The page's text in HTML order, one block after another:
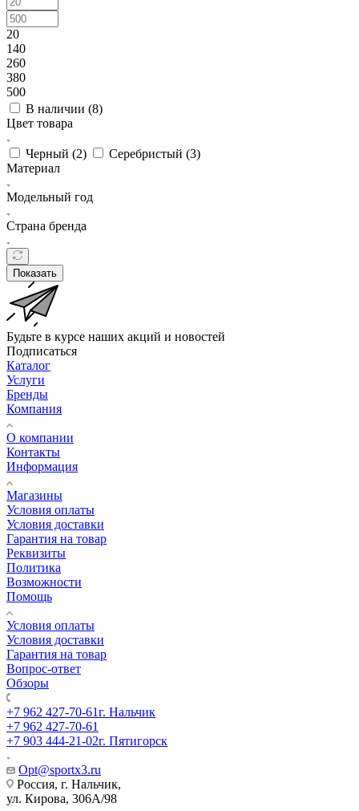
20
140
260
380
500
В наличии (8)
Цвет товара
Черный (2) Серебристый (3)
Материал
Модельный год
Страна бренда
Показать
Будьте в курсе наших акций и новостей
Подписаться
Каталог
Услуги
Бренды
Компания
О компании
Контакты
Информация
Магазины
Условия оплаты
Условия доставки
Гарантия на товар
Реквизиты
Политика
Возможности
Помощь
Условия оплаты
Условия доставки
Гарантия на товар
Вопрос-ответ
Обзоры
+7 962 427-70-61г. Нальчик
+7 962 427-70-61
+7 903 444-21-02г. Пятигорск
Opt@sportx3.ru
Россия, г. Нальчик,
ул. Кирова, 306А/98